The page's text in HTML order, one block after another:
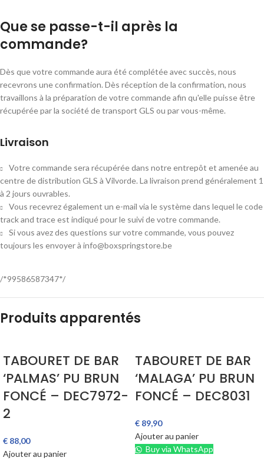
Que se passe-t-il après la
commande?
Dès que votre commande aura été complétée avec succès, nous
recevrons une confirmation. Dès réception de la confirmation, nous
travaillons à la préparation de votre commande afin qu'elle puisse être
récupérée par la société de transport GLS ou par vous-même.
Livraison
Votre commande sera récupérée dans notre entrepôt et amenée au
centre de distribution GLS à Vilvorde. La livraison prend généralement 1
à 2 jours ouvrables.
Vous recevrez également un e-mail via le système dans lequel le code
track and trace est indiqué pour le suivi de votre commande.
Si vous avez des questions sur votre commande, vous pouvez
toujours les envoyer à info@boxspringstore.be
/*99586587347*/
Produits apparentés
TABOURET DE BAR
‘PALMAS’ PU BRUN
FONCÉ – DEC7972-
2
€ 88,00
Ajouter au panier
TABOURET DE BAR
‘MALAGA’ PU BRUN
FONCÉ – DEC8031
€ 89,90
Ajouter au panier
Buy via WhatsApp